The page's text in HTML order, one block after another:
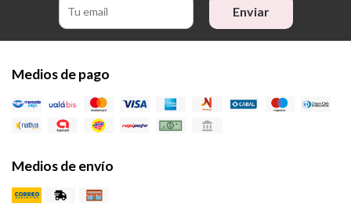
Enviar
Medios de pago
Medios de envío